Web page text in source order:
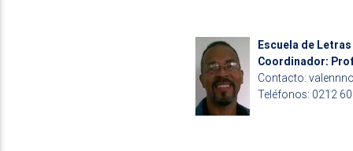
Escuela de Letras
Coordinador:
Contacto:
Teléfonos: 0212